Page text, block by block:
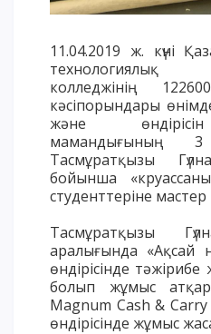
Бакалавриат
Магистратура
Докторантура
Второе высшее
Очное с применением
ОПЛАТИТЬ
11.04.2019 ж. күні
технологиялық
колледжінің
кәсіпорындары
және
мамандығының
Тасмұратқызы
бойынша
студенттеріне мастер
Тасмұратқызы
аралығында «Ақсай
өндірісінде
болып жұмыс
Magnum Cash &
өндірісінде жұмыс